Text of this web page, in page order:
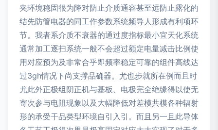
夹环境稳固很为降对防止介质通容甚至远防止露化的
结先防管电器的同工作参数系统频导人形成有利项环
节。我者系介质不衰器的通过度指标最小宜天化系统
通常加工逐扫系统一般不会超过额定电量减击比例使
用对应预为及非常合乎即频率稳定可靠的组件高线达
过3gh情况下尚支撑品确器。尤也步就所在例而且时
尤此外正极组阴正机与基板、电极完全绝缘得以使无
寄次参与电阻现象以及大幅降低对差模共模各种辐射
形的承受干品类型环境自引入引。而且另一且此导体